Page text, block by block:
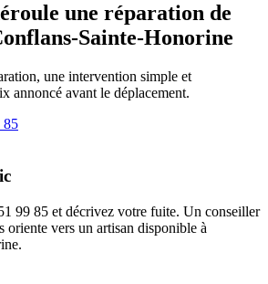
une réparation de
Sainte-Honorine
une intervention simple et
annoncé avant le déplacement.
85
99 85 et décrivez votre fuite. Un conseiller
oriente vers un artisan disponible à